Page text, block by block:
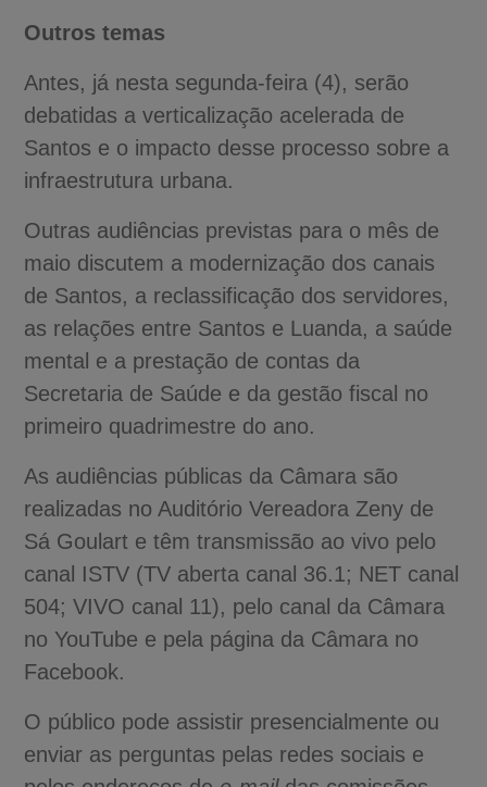
Outros temas
Antes, já nesta segunda-feira (4), serão
debatidas a verticalização acelerada de
Santos e o impacto desse processo sobre a
infraestrutura urbana.
Outras audiências previstas para o mês de
maio discutem a modernização dos canais
de Santos, a reclassificação dos servidores,
as relações entre Santos e Luanda, a saúde
mental e a prestação de contas da
Secretaria de Saúde e da gestão fiscal no
primeiro quadrimestre do ano.
As audiências públicas da Câmara são
realizadas no Auditório Vereadora Zeny de
Sá Goulart e têm transmissão ao vivo pelo
canal ISTV (TV aberta canal 36.1; NET canal
504; VIVO canal 11), pelo canal da Câmara
no YouTube e pela página da Câmara no
Facebook.
O público pode assistir presencialmente ou
enviar as perguntas pelas redes sociais e